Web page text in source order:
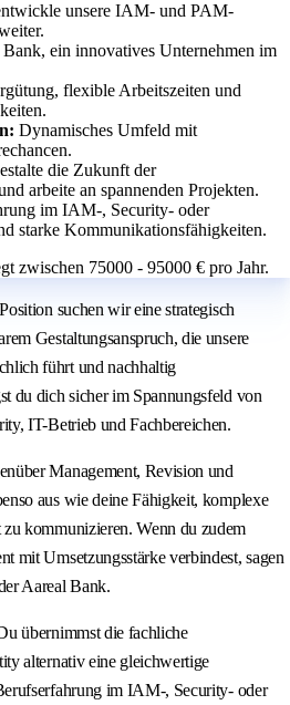
unsere IAM- und PAM-
Bank, ein innovatives Unternehmen im
flexible Arbeitszeiten und
Dynamisches Umfeld mit
die Zukunft der
arbeite an spannenden Projekten.
im IAM-, Security- oder
starke Kommunikationsfähigkeiten.
zwischen 75000 - 95000 € pro Jahr.
suchen wir eine strategisch
Gestaltungsanspruch, die unsere
führt und nachhaltig
du dich sicher im Spannungsfeld von
IT-Betrieb und Fachbereichen.
Management, Revision und
aus wie deine Fähigkeit, komplexe
zu kommunizieren. Wenn du zudem
mit Umsetzungsstärke verbindest, sagen
Aareal Bank.
übernimmst die fachliche
alternativ eine gleichwertige
im IAM-, Security- oder